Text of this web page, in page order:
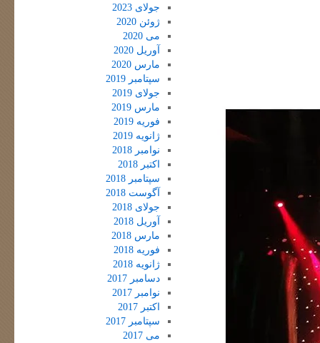
جولای 2023
ژوئن 2020
می 2020
آوریل 2020
مارس 2020
سپتامبر 2019
جولای 2019
مارس 2019
فوریه 2019
ژانویه 2019
نوامبر 2018
اکتبر 2018
سپتامبر 2018
آگوست 2018
جولای 2018
آوریل 2018
مارس 2018
فوریه 2018
ژانویه 2018
دسامبر 2017
نوامبر 2017
اکتبر 2017
سپتامبر 2017
می 2017